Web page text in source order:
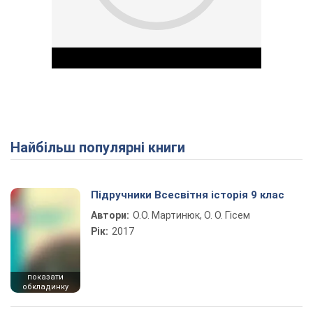
Play Video
Найбільш популярні книги
показати
обкладинку
Підручники Всесвітня історія 9 клас
Автори: О.О. Мартинюк, О. О. Гісем
Рік: 2017